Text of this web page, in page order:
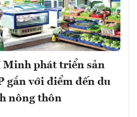
Minh phát triển sản
gắn với điểm đến du
nông thôn